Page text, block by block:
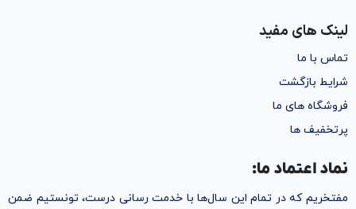
لینک های مفید
تماس با ما
شرایط بازگشت
فروشگاه های ما
پرتخفیف ها
نماد اعتماد ما:
مفتخریم که در تمام این سال‌ها با خدمت رسانی درست، تونستیم ضمن